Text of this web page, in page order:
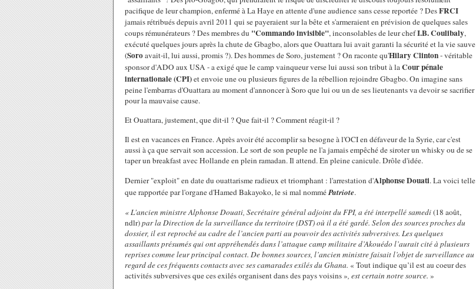
pacifique de leur champion, enfermé à La Haye en attente d'une audience sans cesse reportée ? DesFRCI
jamais rétribués depuis avril 2011 qui se payeraient sur la bête et s'armeraient en prévision de quelques sales
coups rémunérateurs ? Des membres du "Commando invisible", inconsolables de leur chefI.B. Coulibaly,
exécuté quelques jours après la chute de Gbagbo, alors que Ouattara lui avait garanti la sécurité et la vie sauve
(Soroavait-il, lui aussi, promis ?). Des hommes de Soro, justement ? On raconte qu'Hilary Clinton- véritable
sponsor d'ADO aux USA - a exigé que le camp vainqueur verse lui aussi son tribut à laCour pénale
internationale (CPI)et envoie une ou plusieurs figures de la rébellion rejoindre Gbagbo. On imagine sans
peine l'embarras d'Ouattara au moment d'annoncer à Soro que lui ou un de ses lieutenants va devoir se sacrifier
pour la mauvaise cause.
Et Ouattara, justement, que dit-il ? Que fait-il ? Comment réagit-il ?
Il est en vacances en France. Après avoir été accomplir sa besogne à l'OCI en défaveur de la Syrie, car c'est
aussi à ça que servait son accession. Le sort de son peuple ne l'a jamais empêché de siroter un whisky ou de se
taper un breakfast avec Hollande en plein ramadan. Il attend. En pleine canicule. Drôle d'idée.
Dernier "exploit" en date du ouattarisme radieux et triomphant : l'arrestation d'Alphonse Douati. La voici telle
que rapportée par l'organe d'Hamed Bakayoko, le si mal nomméPatriote.
«L'ancien ministre Alphonse Douati, Secrétaire général adjoint du FPI, a été interpellé samedi(18 août,
ndlr)par la Direction de la surveillance du territoire (DST) où il a été gardé. Selon des sources proches du
dossier, il est reproché au cadre de l’ancien parti au pouvoir des activités subversives. Les quelques
assaillants présumés qui ont appréhendés dans l’attaque camp militaire d’Akouédo l’aurait cité à plusieurs
reprises comme leur principal contact. De bonnes sources, l’ancien ministre faisait l’objet de surveillance au
regard de ces fréquents contacts avec ses camarades exilés du Ghana. « Tout indique qu’il est au coeur des
activités subversives que ces exilés organisent dans des pays voisins », est certain notre source. »